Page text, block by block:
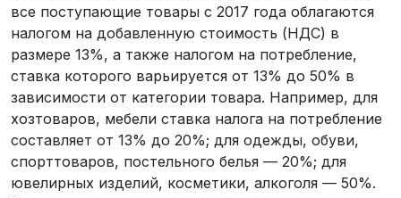
все поступающие товары с 2017 года облагаются
налогом на добавленную стоимость (НДС) в
размере 13%, а также налогом на потребление,
ставка которого варьируется от 13% до 50% в
зависимости от категории товара. Например, для
хозтоваров, мебели ставка налога на потребление
составляет от 13% до 20%; для одежды, обуви,
спорттоваров, постельного белья — 20%; для
ювелирных изделий, косметики, алкоголя — 50%.